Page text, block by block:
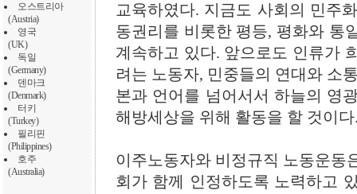
오스트리아
(Austria)
영국
(UK)
독일
(Germany)
덴마크
(Denmark)
터키
(Turkey)
필리핀
(Philippines)
호주
(Australia)
교육하였다. 지금도 사회의 민주
동권리를 비롯한 평등, 평화와 통
계속하고 있다. 앞으로도 인류가
려는 노동자, 민중들의 연대와 소
본과 언어를 넘어서서 하늘의 영
해방세상을 위해 활동을 할 것이다
이주노동자와 비정규직 노동운동
회가 함께 인정하도록 노력하고